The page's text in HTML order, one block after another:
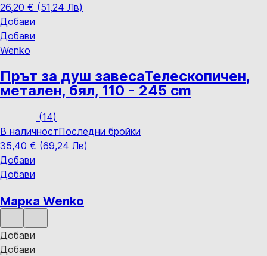
26,20 € (51,24 Лв)
Добави
Добави
Wenko
Прът за душ завесаТелескопичен,
метален, бял, 110 - 245 cm
(14)
В наличностПоследни бройки
35,40 € (69,24 Лв)
Добави
Добави
Марка Wenko
Добави
Добави